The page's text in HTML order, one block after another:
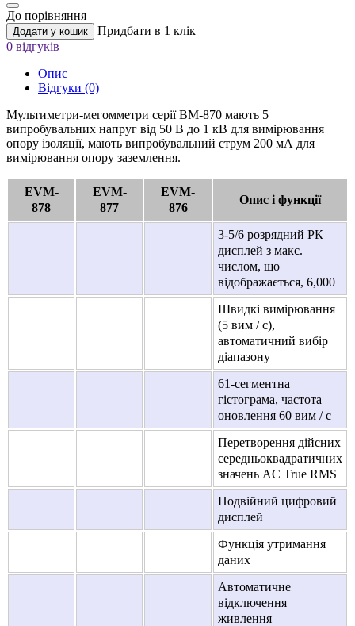
До порівняння
Додати у кошик
Придбати в 1 клік
0 відгуків
Опис
Відгуки (0)
Мультиметри-мегомметри серії BM-870 мають 5
випробувальних напруг від 50 В до 1 кВ для вимірювання
опору ізоляції, мають випробувальний струм 200 мА для
вимірювання опору заземлення.
EVM-
878
EVM-
877
EVM-
876
Опис і функції
3-5/6 розрядний РК
дисплей з макс.
числом, що
відображається, 6,000
Швидкі вимірювання
(5 вим / с),
автоматичний вибір
діапазону
61-сегментна
гістограма, частота
оновлення 60 вим / с
Перетворення дійсних
середньоквадратичних
значень AC True RMS
Подвійний цифровий
дисплей
Функція утримання
даних
Автоматичне
відключення
живлення